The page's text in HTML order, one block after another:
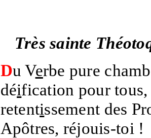
Très sainte
Du Verbe pure
déification pour
retentissement des
Apôtres, réjouis-toi !